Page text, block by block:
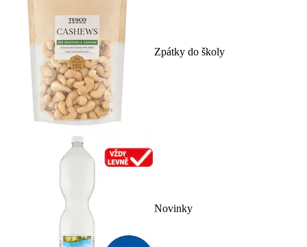
Zpátky do školy
Novinky